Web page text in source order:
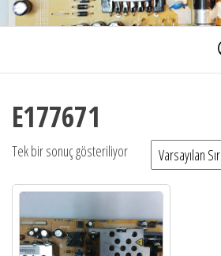
E177671
Tek bir sonuç gösteriliyor